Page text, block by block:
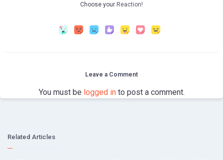
Choose your Reaction!
Leave a Comment
You must be logged into post a comment.
Related Articles